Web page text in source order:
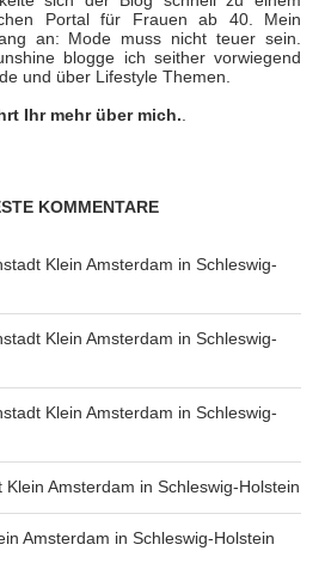
Portal für Frauen ab 40. Mein
an: Mode muss nicht teuer sein.
blogge ich seither vorwiegend
und über Lifestyle Themen.
Ihr mehr über mich..
KOMMENTARE
Klein Amsterdam in Schleswig-
Klein Amsterdam in Schleswig-
Klein Amsterdam in Schleswig-
Klein Amsterdam in Schleswig-Holstein
Amsterdam in Schleswig-Holstein